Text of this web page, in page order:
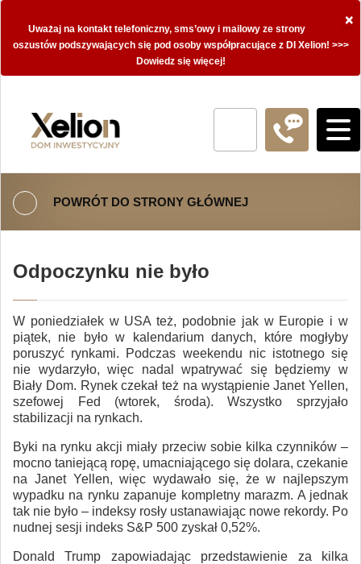
×
Uważaj na kontakt telefoniczny, sms’owy i mailowy ze strony
oszustów podszywających się pod osoby współpracujące z DI Xelion! >>>
Dowiedz się więcej!
POWRÓT DO STRONY GŁÓWNEJ
Odpoczynku nie było
W poniedziałek w USA też, podobnie jak w Europie i w
piątek, nie było w kalendarium danych, które mogłyby
poruszyć rynkami. Podczas weekendu nic istotnego się
nie wydarzyło, więc nadal wpatrywać się będziemy w
Biały Dom. Rynek czekał też na wystąpienie Janet Yellen,
szefowej Fed (wtorek, środa). Wszystko sprzyjało
stabilizacji na rynkach.
Byki na rynku akcji miały przeciw sobie kilka czynników –
mocno taniejącą ropę, umacniającego się dolara, czekanie
na Janet Yellen, więc wydawało się, że w najlepszym
wypadku na rynku zapanuje kompletny marazm. A jednak
tak nie było – indeksy rosły ustanawiając nowe rekordy. Po
nudnej sesji indeks S&P 500 zyskał 0,52%.
Donald Trump zapowiadając przedstawienie za kilka